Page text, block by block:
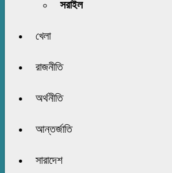
সরাইল
খেলা
রাজনীতি
অর্থনীতি
আন্তর্জাতি
সারাদেশ